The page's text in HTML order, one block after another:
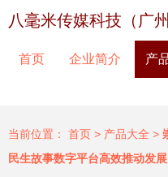
八毫米传媒科技（广
首页 企业简介 产
当前位置： 首页 > 产品大全 >
民生故事数字平台高效推动发展